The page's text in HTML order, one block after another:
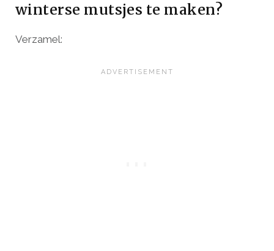
winterse mutsjes te maken?
Verzamel: